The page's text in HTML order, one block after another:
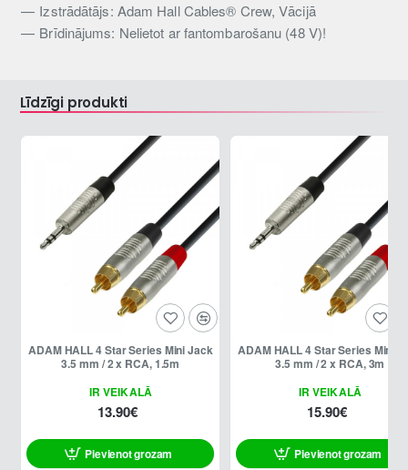
Izstrādātājs: Adam Hall Cables® Crew, Vācijā
Brīdinājums: Nelietot ar fantombarošanu (48 V)!
Līdzīgi produkti
IR VEIKALĀ
ADAM HALL 4 Star Series Mini Jack
3.5 mm / 2 x RCA, 1.5m
13.90€
Pievienot grozam
IR VEIKALĀ
ADAM HALL 4 Star Series Mini Jack
3.5 mm / 2 x RCA, 3m
15.90€
Pievienot grozam